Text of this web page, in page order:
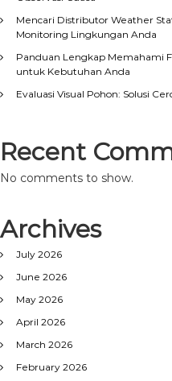
Mencari Distributor Weather
Monitoring Lingkungan Anda
Panduan Lengkap Memahami
untuk Kebutuhan Anda
Evaluasi Visual Pohon: Solusi
Recent
No comments to show.
Archives
July 2026
June 2026
May 2026
April 2026
March 2026
February 2026